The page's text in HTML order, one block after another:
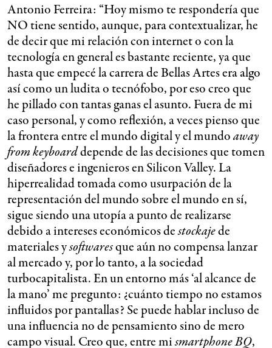
Antonio Ferreira: “Hoy mismo te respondería que
NO tiene sentido, aunque, para contextualizar, he
de decir que mi relación con internet o con la
tecnología en general es bastante reciente, ya que
hasta que empecé la carrera de Bellas Artes era algo
así como un ludita o tecnófobo, por eso creo que
he pillado con tantas ganas el asunto. Fuera de mi
caso personal, y como reflexión, a veces pienso que
la frontera entre el mundo digital y el mundoaway
from keyboarddepende de las decisiones que tomen
diseñadores e ingenieros en Silicon Valley. La
hiperrealidad tomada como usurpación de la
representación del mundo sobre el mundo en sí,
sigue siendo una utopía a punto de realizarse
debido a intereses económicos destockajede
materiales ysoftwaresque aún no compensa lanzar
al mercado y, por lo tanto, a la sociedad
turbocapitalista. En un entorno más ‘al alcance de
la mano’ me pregunto: ¿cuánto tiempo no estamos
influidos por pantallas? Se puede hablar incluso de
una influencia no de pensamiento sino de mero
campo visual. Creo que, entre mismartphone BQ,